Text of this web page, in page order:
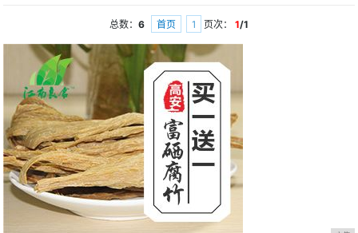
总数： 6 首页 1 页次： 1/1